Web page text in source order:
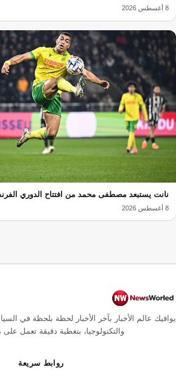
8 أغسطس 2026
نانت يستبعد مصطفى محمد من افتتاح الدوري
8 أغسطس 2026
يوافيك عالم الأخبار بآخر الأخبار لحظة بلحظة في
والتكنولوجيا، بتغطية دقيقة تعمل على
روابط سريعة